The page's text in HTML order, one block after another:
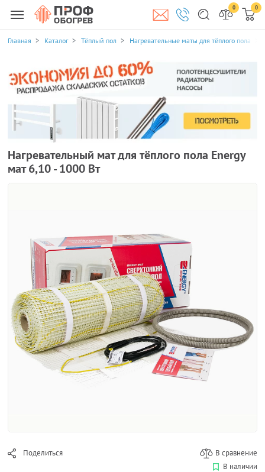
0 0
Главная Каталог Тёплый пол Нагревательные маты для тёплого пола
Нагревательный мат для тёплого пола Energy
мат 6,10 - 1000 Вт
Поделиться В сравнение
В наличии